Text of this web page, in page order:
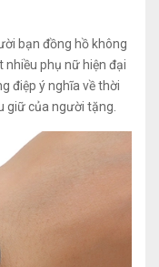
bạn đồng hồ không
nhiều phụ nữ hiện đại
điệp ý nghĩa về thời
giữ của người tặng.